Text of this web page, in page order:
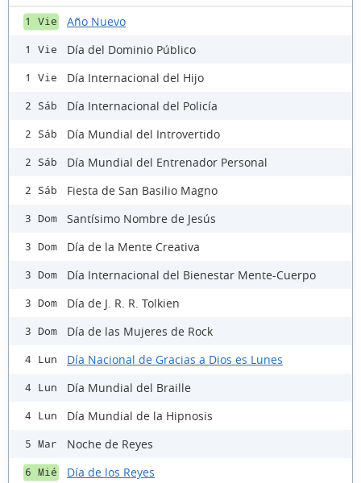
1 Vie Año Nuevo
1 Vie Día del Dominio Público
1 Vie Día Internacional del Hijo
2 Sáb Día Internacional del Policía
2 Sáb Día Mundial del Introvertido
2 Sáb Día Mundial del Entrenador Personal
2 Sáb Fiesta de San Basilio Magno
3 Dom Santísimo Nombre de Jesús
3 Dom Día de la Mente Creativa
3 Dom Día Internacional del Bienestar Mente-Cuerpo
3 Dom Día de J. R. R. Tolkien
3 Dom Día de las Mujeres de Rock
4 Lun Día Nacional de Gracias a Dios es Lunes
4 Lun Día Mundial del Braille
4 Lun Día Mundial de la Hipnosis
5 Mar Noche de Reyes
6 Mié Día de los Reyes